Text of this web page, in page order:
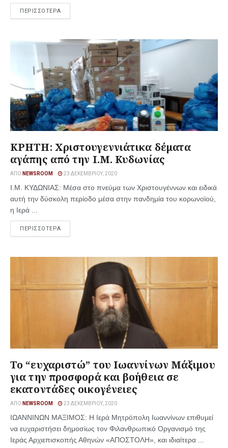
ΠΕΡΙΣΣΟΤΕΡΑ
ΚΡΗΤΗ: Χριστουγεννιάτικα δέματα
αγάπης από την Ι.Μ. Κυδωνίας
ΑΠΌ NEWSROOM 23 ΔΕΚΕΜΒΡΊΟΥ, 2020
Ι.Μ. ΚΥΔΩΝΙΑΣ: Μέσα στο πνεύμα των Χριστουγέννων και ειδικά
αυτή την δύσκολη περίοδο μέσα στην πανδημία του κορωνοϊού,
η Ιερά ...
ΠΕΡΙΣΣΟΤΕΡΑ
Το “ευχαριστώ” του Ιωαννίνων Μάξιμου
για την προσφορά και βοήθεια σε
εκατοντάδες οικογένειες
ΑΠΌ NEWSROOM 23 ΔΕΚΕΜΒΡΊΟΥ, 2020
ΙΩΑΝΝΙΝΩΝ ΜΑΞΙΜΟΣ: Η Ιερά Μητρόπολη Ιωαννίνων επιθυμεί
να ευχαριστήσει δημοσίως τον Φιλανθρωπικό Οργανισμό της
Ιεράς Αρχιεπισκοπής Αθηνών «ΑΠΟΣΤΟΛΗ», και ιδιαίτερα ...